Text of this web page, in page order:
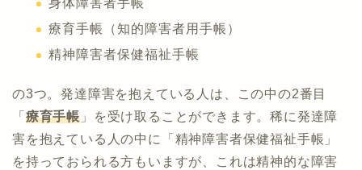
身体障害者手帳
療育手帳（知的障害者用手帳）
精神障害者保健福祉手帳
の3つ。発達障害を抱えている人は、この中の2番目
「 療育手帳 」を受け取ることができます。稀に発達障
害を抱えている人の中に「精神障害者保健福祉手帳」
を持っておられる方もいますが、これは精神的な障害